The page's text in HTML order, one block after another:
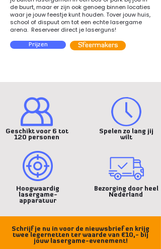
de buurt, maar er zijn ook genoeg binnen locaties
waar je jouw feestje kunt houden. Tover jouw huis,
school of dispuut om tot een echte lasergame
arena. Reserveer directje laserguns!
Prijzen Sfeermakers
Geschikt voor 6 tot
120 personen
Hoogwaardig
lasergame-
apparatuur
Spelen zo lang jij
wilt
Bezorging door heel
Nederland
Schrijf je nu in voor de nieuwsbrief en krijg
twee legernetten ter waarde van €10,- bij
jouw lasergame-evenement!